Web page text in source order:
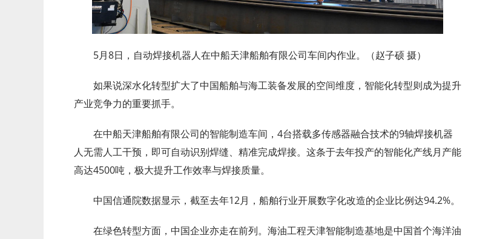
5月8日，自动焊接机器人在中船天津船舶有限公司车间内作业。（赵子硕 摄）
如果说深水化转型扩大了中国船舶与海工装备发展的空间维度，智能化转型则成为提升
产业竞争力的重要抓手。
在中船天津船舶有限公司的智能制造车间，4台搭载多传感器融合技术的9轴焊接机器
人无需人工干预，即可自动识别焊缝、精准完成焊接。这条于去年投产的智能化产线月产能
高达4500吨，极大提升工作效率与焊接质量。
中国信通院数据显示，截至去年12月，船舶行业开展数字化改造的企业比例达94.2%。
在绿色转型方面，中国企业亦走在前列。海油工程天津智能制造基地是中国首个海洋油